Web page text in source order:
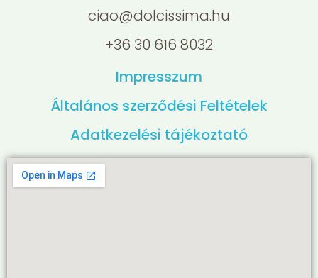
ciao@dolcissima.hu
+36 30 616 8032
Impresszum
Általános szerződési Feltételek
Adatkezelési tájékoztató